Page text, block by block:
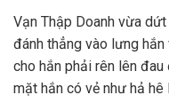
Vạn Thập Doanh vừa
đánh thẳng vào lưng
cho hắn phải rên lên đau
mặt hắn có vẻ như hả hê